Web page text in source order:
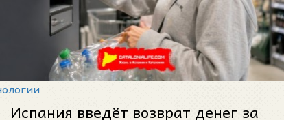
Испания введёт возврат денег за